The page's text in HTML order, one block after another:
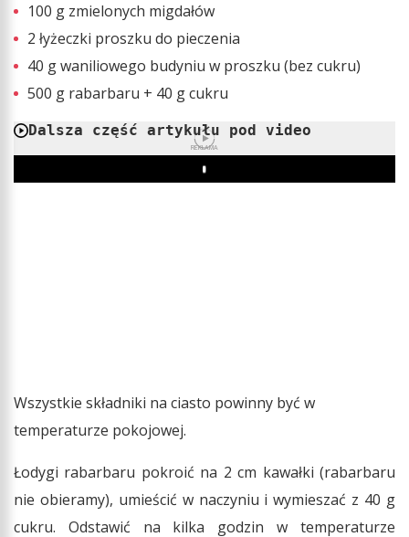
100 g zmielonych migdałów
2 łyżeczki proszku do pieczenia
40 g waniliowego budyniu w proszku (bez cukru)
500 g rabarbaru + 40 g cukru
Dalsza część artykułu pod video
REKLAMA
Play
Wszystkie składniki na ciasto powinny być w
temperaturze pokojowej.
Łodygi rabarbaru pokroić na 2 cm kawałki (rabarbaru
nie obieramy), umieścić w naczyniu i wymieszać z 40 g
cukru. Odstawić na kilka godzin w temperaturze